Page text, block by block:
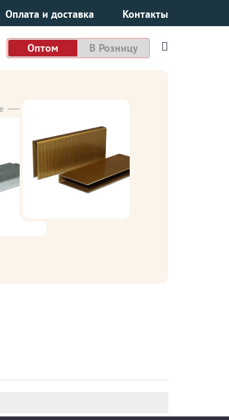
Оплата и доставка Контакты
Оптом В Розницу